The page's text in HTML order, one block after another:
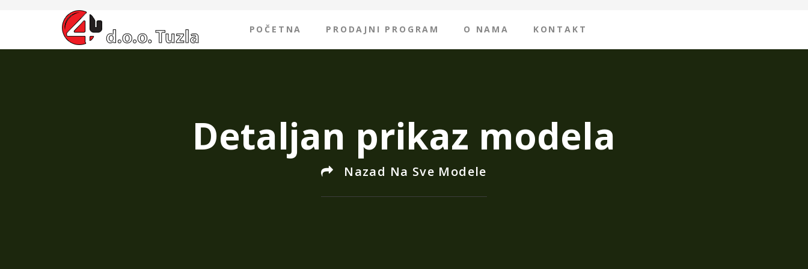
POČETNA PRODAJNI PROGRAM O NAMA KONTAKT
Detaljan prikaz modela
Nazad Na Sve Modele